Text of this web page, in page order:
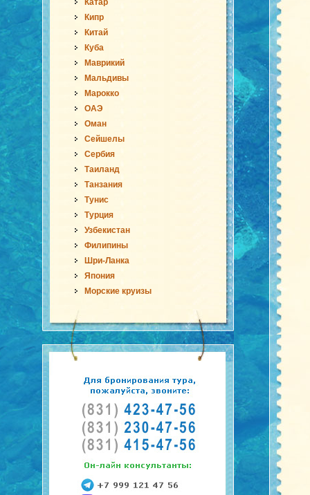
Катар
Кипр
Китай
Куба
Маврикий
Мальдивы
Марокко
ОАЭ
Оман
Сейшелы
Сербия
Таиланд
Танзания
Тунис
Турция
Узбекистан
Филипины
Шри-Ланка
Япония
Морские круизы